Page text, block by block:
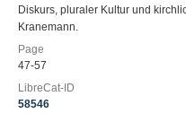
Diskurs, pluraler Kultur und
Kranemann.
Page
47-57
LibreCat-ID
58546